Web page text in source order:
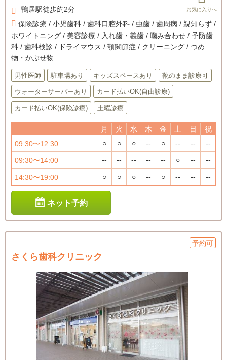
鴨居駅徒歩約2分
保険診療 / 小児歯科 / 歯科口腔外科 / 虫歯 / 歯周病 / 親知らず /
ホワイトニング / 美容診療 / 入れ歯・義歯 / 噛み合わせ / 予防歯
科 / 歯科検診 / ドライマウス / 顎関節症 / クリーニング / つめ
物・かぶせ物
男性医師 駐車場あり キッズスペースあり 靴のまま診療可
ウォーターサーバーあり カード払いOK(自由診療)
カード払いOK(保険診療) 土曜診療
月 火 水 木 金 土 日
祝
09:30〜12:30
○ ○ ○ -- ○ -- -- --
09:30〜14:00 -- -- -- -- -- ○ -- --
14:30〜19:00 ○ ○ ○ -- ○ -- -- --
ネット予約
予約可
さくら歯科クリニック